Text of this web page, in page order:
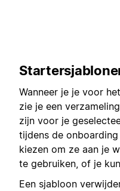
Wanneer je je voor
zie je een
zijn voor je
tijdens de
kiezen om ze aan je
te gebruiken, of je
Een sjabloon